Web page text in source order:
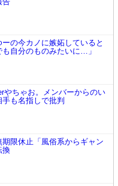
の今カノに嫉妬していると
自分のものみたいに…」
やちゃお。メンバーからのい
も名指しで批判
限休止「風俗系からギャン
換